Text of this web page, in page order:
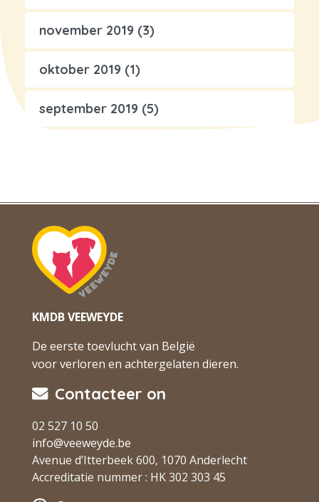
november 2019 (3)
oktober 2019 (1)
september 2019 (5)
KMDB VEEWEYDE
De eerste toevlucht van België
voor verloren en achtergelaten dieren.
Contacteer on
02 527 10 50
info@veeweyde.be
Avenue d’Itterbeek 600, 1070 Anderlecht
Accreditatie nummer : HK 302 303 45